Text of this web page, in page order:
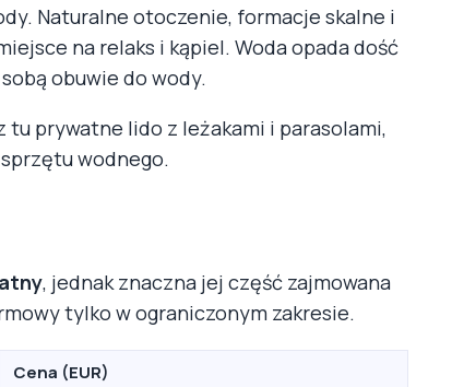
Naturalne otoczenie, formacje skalne i
na relaks i kąpiel. Woda opada dość
obuwie do wody.
prywatne lido z leżakami i parasolami,
wodnego.
, jednak znaczna jej część zajmowana
tylko w ograniczonym zakresie.
Cena (EUR)